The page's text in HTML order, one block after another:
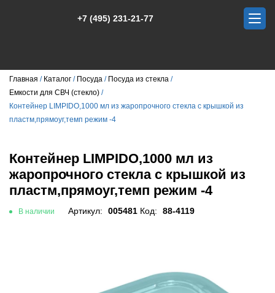
+7 (495) 231-21-77
Главная Каталог Посуда
Посуда из стекла
Емкости для СВЧ (стекло)
Контейнер LIMPIDO,1000 мл из жаропрочного стекла с крышкой из
пластм,прямоуг,темп режим -4
Контейнер LIMPIDO,1000 мл из
жаропрочного стекла с крышкой из
пластм,прямоуг,темп режим -4
В наличии Артикул: 005481 Код: 88-4119